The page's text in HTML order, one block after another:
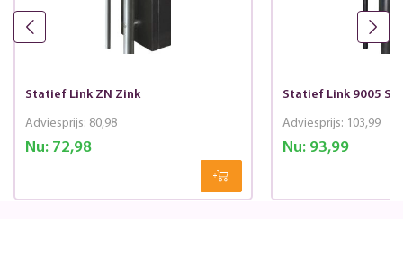
Statief Link ZN Zink
Nu:72,98
Adviesprijs: 80,98
Statief Link 9005
Nu:93,99
Adviesprijs: 103,99